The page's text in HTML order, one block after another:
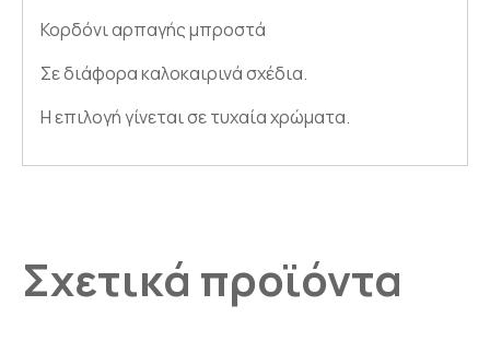
Κορδόνι αρπαγής μπροστά
Σε διάφορα καλοκαιρινά σχέδια.
Η επιλογή γίνεται σε τυχαία χρώματα.
Σχετικά προϊόντα